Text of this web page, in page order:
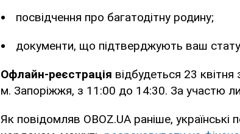
посвідчення про багатодітну родину;
документи, що підтверджують ваш
Офлайн-реєстрація відбудеться 23
м. Запоріжжя, з 11:00 до 14:30. За участю
Як повідомляв OBOZ.UA раніше,